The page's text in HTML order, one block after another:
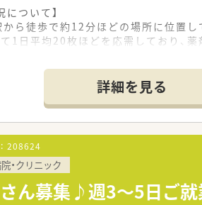
て ／
展開をしておりますが、
で統括しているので全国転勤や転
論のこと、各自のキャリアアップに
もしくはハワイでの研修もあり、
経営」と言われるアメリカのドラ
について】
ら徒歩で約12分ほどの場所に位置し
1日平均20枚ほどを応需しており、
は6時間から10時間程度と非常に少
設定されており、有給休暇の平均消
トア売場と分離申請されているため
イント】
する唯一無二の企業形態であるため
システムが積極的に導入されており
して「何かあれば相談しよう」と頼
詳細を見る
208624
・クリニック
さん募集♪週3～5日ご